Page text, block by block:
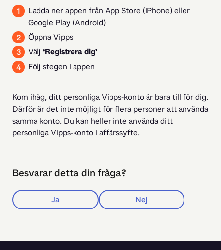
Ladda ner appen från App Store (iPhone) eller
Google Play (Android)
Öppna Vipps
Välj ‘Registrera dig’
Följ stegen i appen
Kom ihåg, ditt personliga Vipps-konto är bara till för dig.
Därför är det inte möjligt för flera personer att använda
samma konto. Du kan heller inte använda ditt
personliga Vipps-konto i affärssyfte.
Besvarar detta din fråga?
Ja Nej